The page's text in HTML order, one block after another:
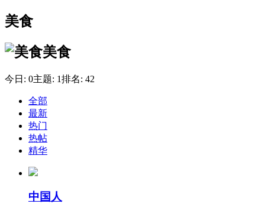
美食
美食
今日: 0主题: 1排名: 42
全部
最新
热门
热帖
精华
中国人